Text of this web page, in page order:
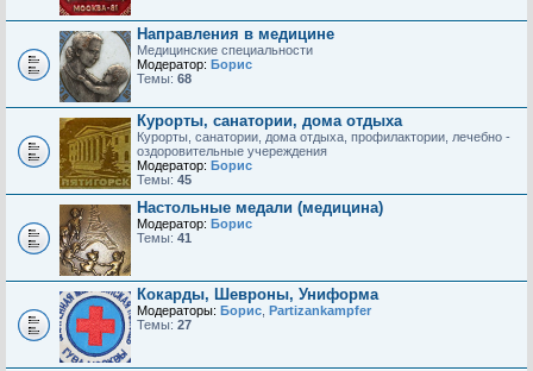
Направления в медицине
Медицинские специальности
Модератор: Борис
Темы: 68
Курорты, cанатории, дома отдыха
Курорты, cанатории, дома отдыха, профилактории, лечебно -
oздоровительные учереждения
Модератор: Борис
Темы: 45
Настольные медали (медицина)
Модератор: Борис
Темы: 41
Кокарды, Шевроны, Униформа
Модераторы: Борис Partizankampfer
Темы: 27